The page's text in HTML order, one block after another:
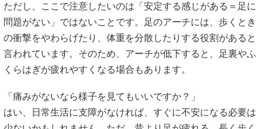
ただし、ここで注意したいのは「安定する感じがある＝足に
問題がない」ではないことです。足のアーチには、歩くとき
の衝撃をやわらげたり、体重を分散したりする役割があると
言われています。そのため、アーチが低下すると、足裏やふ
くらはぎが疲れやすくなる場合もあります。
「痛みがないなら様子を見てもいいですか？」
はい、日常生活に支障がなければ、すぐに不安になる必要は